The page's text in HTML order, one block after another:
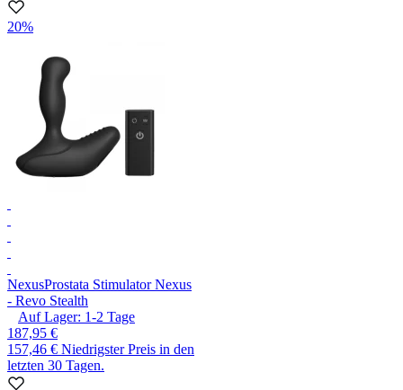
20%
NexusProstata Stimulator Nexus
- Revo Stealth
Auf Lager: 1-2 Tage
187,95 €
157,46 € Niedrigster Preis in den
letzten 30 Tagen.